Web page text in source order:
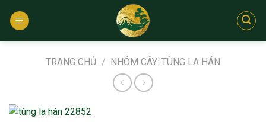
qua
TRANG CHỦ / NHÓM CÂY: TÙNG LA HÁN